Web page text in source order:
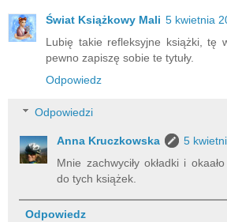
Świat Książkowy Mali 5 kwietnia
Lubię takie refleksyjne książki, tę
pewno zapiszę sobie te tytuły.
Odpowiedz
Odpowiedzi
Anna Kruczkowska
5
Mnie zachwyciły okładki i
do tych książek.
Odpowiedz